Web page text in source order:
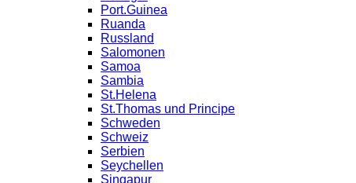
Port.Guinea
Ruanda
Russland
Salomonen
Samoa
Sambia
St.Helena
St.Thomas und Principe
Schweden
Schweiz
Serbien
Seychellen
Singapur